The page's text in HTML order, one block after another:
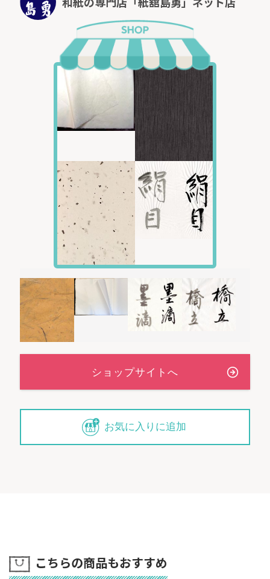
お気に入りに追加
こちらの商品もおすすめ